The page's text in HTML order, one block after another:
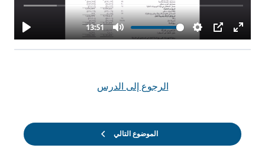
الرجوع إلى الدرس
الموضوع التالي